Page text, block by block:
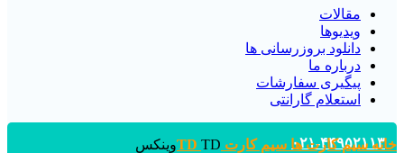
مقالات
ویدیوها
دانلود بروزرسانی ها
درباره ما
پیگیری سفارشات
استعلام گارانتی
۰۲۱-۴۴۹۵۲۱۱۳خانهسیم کارت ها سیم کارت TD TDوینکس